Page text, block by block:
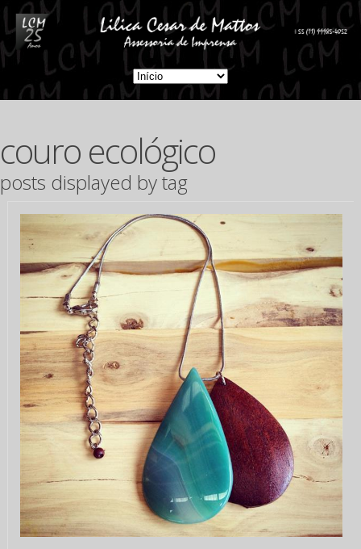
couro ecológico
posts displayed by tag